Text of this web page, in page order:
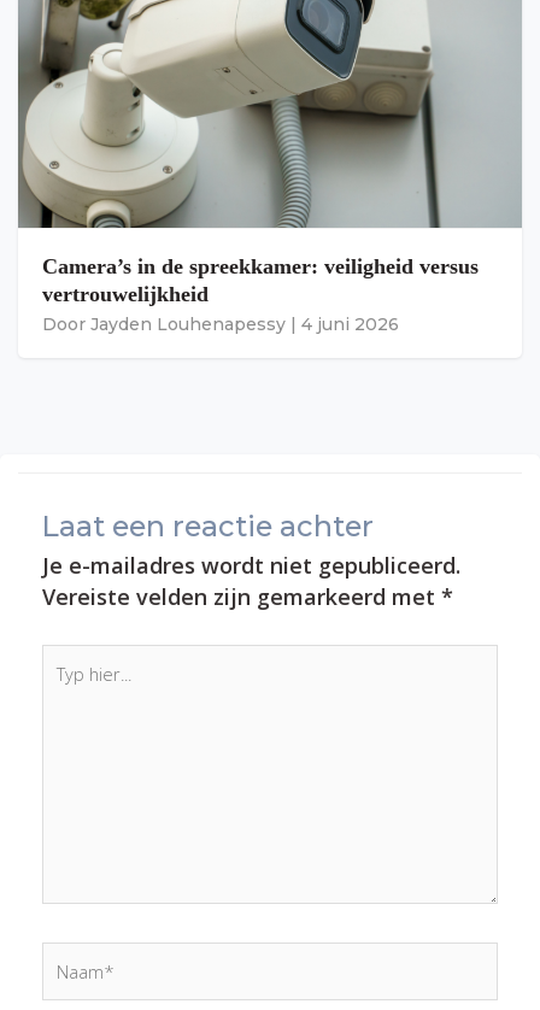
Camera’s in de spreekkamer: veiligheid versus
vertrouwelijkheid
Door Jayden Louhenapessy | 4 juni 2026
Laat een reactie achter
Je e-mailadres wordt niet gepubliceerd.
Vereiste velden zijn gemarkeerd met *
hier...